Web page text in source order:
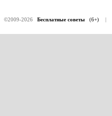
©2009-2026 Бесплатные советы(6+) |